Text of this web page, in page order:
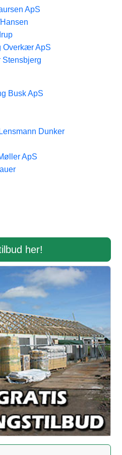
ApS
Overkær ApS
Stensbjerg
Busk ApS
Dunker
ApS
her!